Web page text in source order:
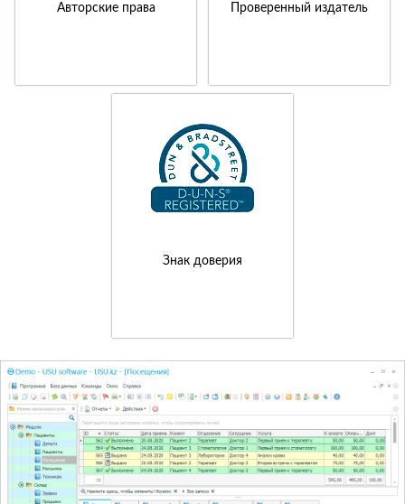
Авторские права Проверенный издатель
Знак доверия